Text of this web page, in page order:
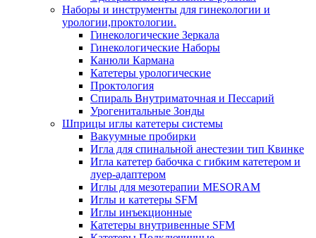
Наборы и инструменты для гинекологии и
урологии,проктологии.
Гинекологические Зеркала
Гинекологические Наборы
Канюли Кармана
Катетеры урологические
Проктология
Спираль Внутриматочная и Пессарий
Урогенитальные Зонды
Шприцы иглы катетеры системы
Вакуумные пробирки
Игла для спинальной анестезии тип Квинке
Игла катетер бабочка с гибким катетером и
луер-адаптером
Иглы для мезотерапии MESORAM
Иглы и катетеры SFM
Иглы инъекционные
Катетеры внутривенные SFM